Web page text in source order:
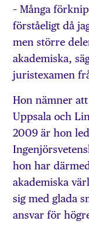
– Många
förståeligt då
men större
akademiska,
juristexamen
Hon nämner
Uppsala och
2009 är hon
hon har
akademiska
sig med glada
ansvar för